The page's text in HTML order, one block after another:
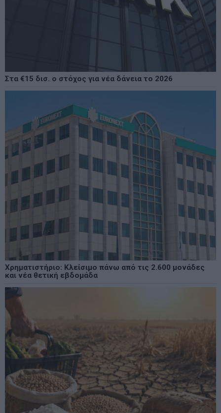
Στα €15 δισ. ο στόχος για νέα δάνεια το 2026
Χρηματιστήριο: Κλείσιμο πάνω από τις 2.600 μονάδες
και νέα θετική εβδομάδα